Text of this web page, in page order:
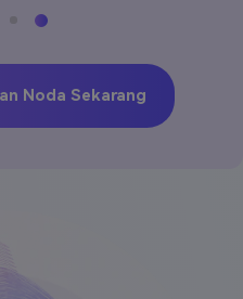
Noda Sekarang